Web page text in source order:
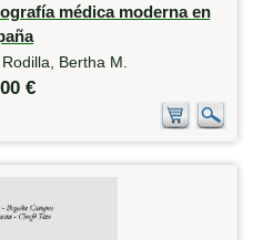
médica moderna en
Bertha M.
€